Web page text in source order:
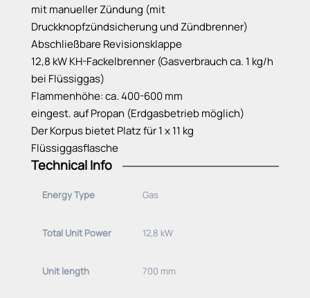
mit manueller Zündung (mit
Druckknopfzündsicherung und Zündbrenner)
Abschließbare Revisionsklappe
12,8 kW KH-Fackelbrenner (Gasverbrauch ca. 1 kg/h
bei Flüssiggas)
Flammenhöhe: ca. 400-600 mm
eingest. auf Propan (Erdgasbetrieb möglich)
Der Korpus bietet Platz für 1 x 11 kg
Flüssiggasflasche
inklusive Propan-Anschluss-Set
Technical Info
Energy Type Gas
Total Unit Power 12,8 kW
Unit length 700 mm